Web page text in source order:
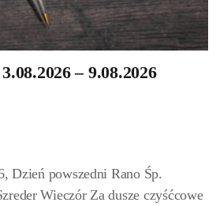
– 9.08.2026
Dzień powszedni Rano Śp.
Wieczór Za dusze czyśćcowe